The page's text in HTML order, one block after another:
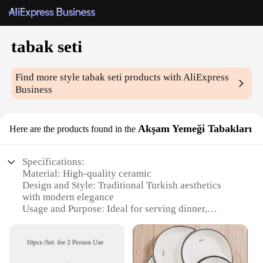
tabak seti
Find more styletabak seti products with AliExpress
Business
Here are the products found in the Akşam Yemeği Tabakları
Specifications:
Material: High-quality ceramic
Design and Style: Traditional Turkish aesthetics
with modern elegance
Usage and Purpose: Ideal for serving dinner,
Performance and Property: Durable and resistant to
chipping
Shape and Size: Generous, suitable for sharing